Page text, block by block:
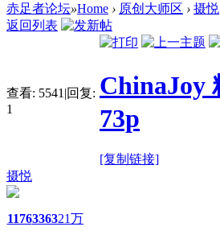
赤足者论坛»Home › 原创大师区 › 摄悦
返回列表
查看: 5541 |回复:
1
ChinaJoy
73p
[复制链接]
摄悦
1176336321万